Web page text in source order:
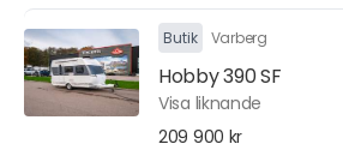
Butik Varberg
Hobby 390 SF
Visa liknande
209 900 kr